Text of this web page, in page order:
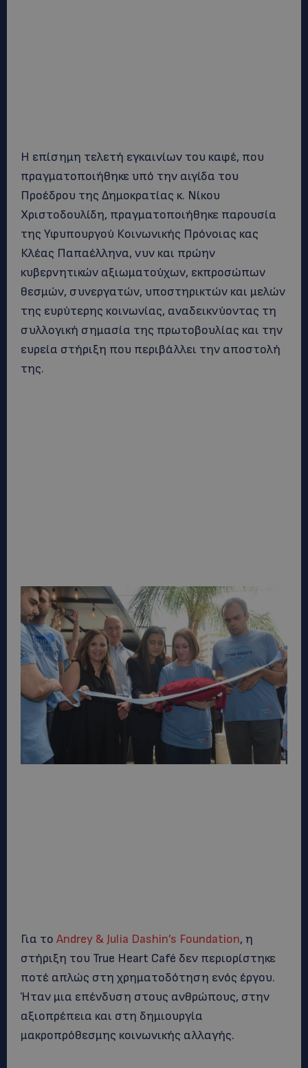
Η επίσημη τελετή εγκαινίων του καφέ, που
πραγματοποιήθηκε υπό την αιγίδα του
Προέδρου της Δημοκρατίας κ. Νίκου
Χριστοδουλίδη, πραγματοποιήθηκε παρουσία
της Υφυπουργού Κοινωνικής Πρόνοιας κας
Κλέας Παπαέλληνα, νυν και πρώην
κυβερνητικών αξιωματούχων, εκπροσώπων
θεσμών, συνεργατών, υποστηρικτών και μελών
της ευρύτερης κοινωνίας, αναδεικνύοντας τη
συλλογική σημασία της πρωτοβουλίας και την
ευρεία στήριξη που περιβάλλει την αποστολή
της.
Για το Andrey & Julia Dashin’s Foundation, η
στήριξη του True Heart Café δεν περιορίστηκε
ποτέ απλώς στη χρηματοδότηση ενός έργου.
Ήταν μια επένδυση στους ανθρώπους, στην
αξιοπρέπεια και στη δημιουργία
μακροπρόθεσμης κοινωνικής αλλαγής.